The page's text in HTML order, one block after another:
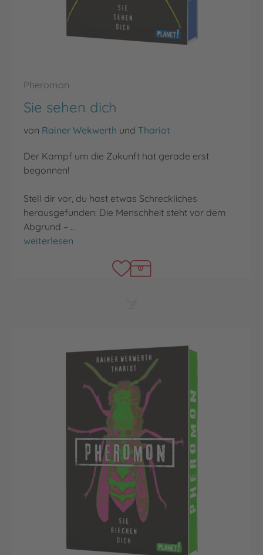
Pheromon
Sie sehen dich
von Rainer Wekwerth und Thariot
Der Kampf um die Zukunft hat gerade erst
begonnen!
Stell dir vor, du hast etwas Schreckliches
herausgefunden: Die Menschheit steht vor dem
Abgrund – …
Sie sehen dich
weiterlesen